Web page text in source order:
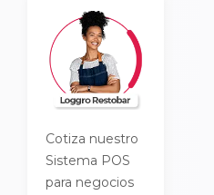
Cotiza nuestro
Sistema POS
para negocios